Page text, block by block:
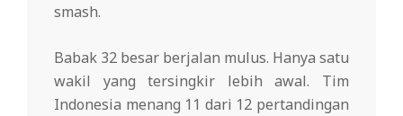
smash.
Babak 32 besar berjalan mulus. Hanya satu
wakil yang tersingkir lebih awal. Tim
Indonesia menang 11 dari 12 pertandingan